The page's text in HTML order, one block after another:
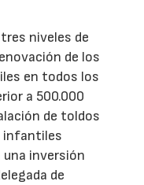
niveles de
de los
en todos los
a 500.000
de toldos
infantiles
una inversión
de